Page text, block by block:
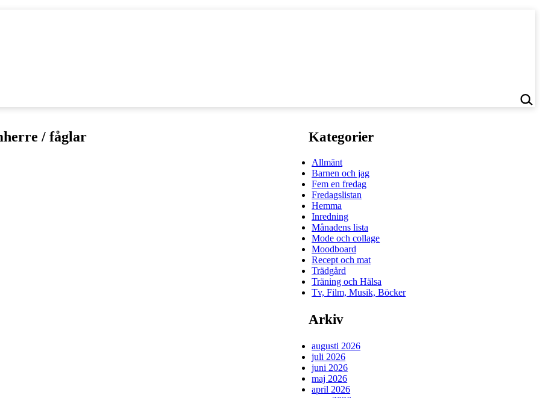
/ fåglar Kategorier
Allmänt
Barnen och jag
Fem en fredag
Fredagslistan
Hemma
Inredning
Månadens lista
Mode och collage
Moodboard
Recept och mat
Trädgård
Träning och Hälsa
Tv, Film, Musik, Böcker
Arkiv
augusti 2026
juli 2026
juni 2026
maj 2026
april 2026